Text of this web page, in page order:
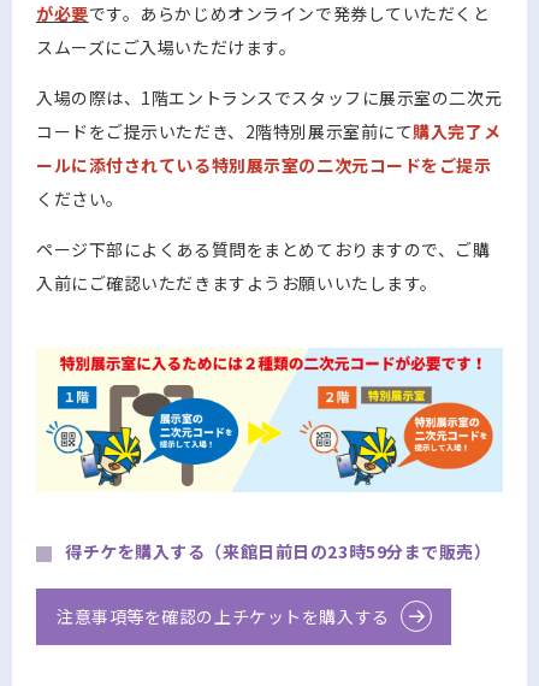
が必要です。あらかじめオンラインで発券していただくと
スムーズにご入場いただけます。
入場の際は、1階エントランスでスタッフに展示室の二次元
コードをご提示いただき、2階特別展示室前にて購入完了メ
ールに添付されている特別展示室の二次元コードをご提示
ください。
ページ下部によくある質問をまとめておりますので、ご購
入前にご確認いただきますようお願いいたします。
得チケを購入する（来館日前日の23時59分まで販売）
注意事項等を確認の上チケットを購入する